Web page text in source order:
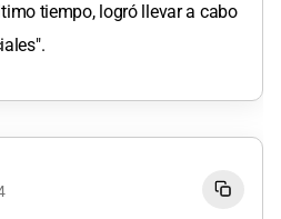
tiempo, logró llevar a cabo